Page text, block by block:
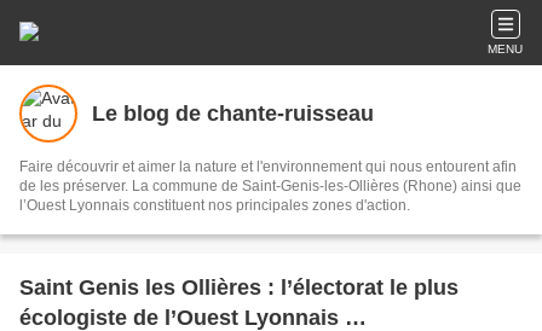
MENU
Le blog de chante-ruisseau
Faire découvrir et aimer la nature et l'environnement qui nous entourent afin
de les préserver. La commune de Saint-Genis-les-Ollières (Rhone) ainsi que
l’Ouest Lyonnais constituent nos principales zones d'action.
Saint Genis les Ollières : l’électorat le plus
écologiste de l’Ouest Lyonnais …